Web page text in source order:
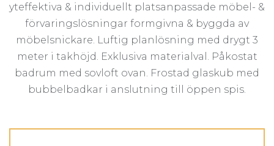
yteffektiva & individuellt platsanpassade möbel- &
förvaringslösningar formgivna & byggda av
möbelsnickare. Luftig planlösning med drygt 3
meter i takhöjd. Exklusiva materialval. Påkostat
badrum med sovloft ovan. Frostad glaskub med
bubbelbadkar i anslutning till öppen spis.